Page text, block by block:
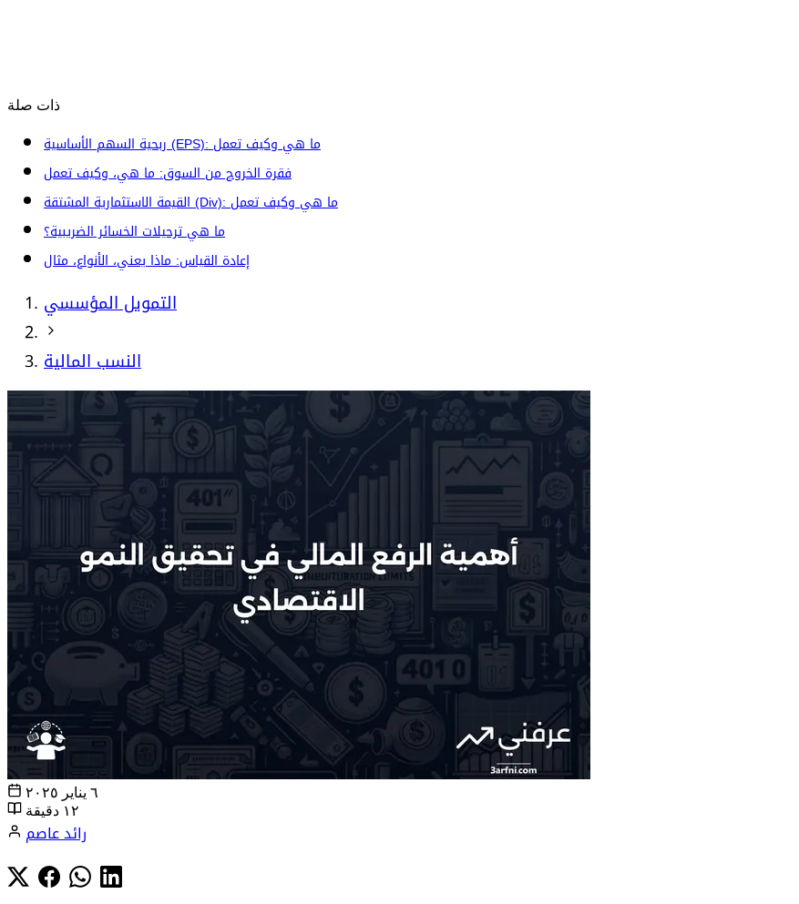
ذات صلة
ربحية السهم الأساسية (EPS): ما هي وكيف تعمل
فقرة الخروج من السوق: ما هي، وكيف تعمل
القيمة الاستثمارية المشتقة (Div): ما هي وكيف تعمل
ما هي ترحيلات الخسائر الضريبية؟
إعادة القياس: ماذا يعني، الأنواع، مثال
التمويل المؤسسي
النسب المالية
٦ يناير ٢٠٢٥
١٢ دقيقة
رائد عاصم